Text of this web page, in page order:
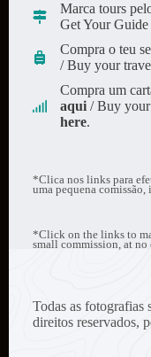
Marca tours
Get Your Guide
Compra o teu
/ Buy your
Compra um
aqui/ Buy your
here.
*Clica nos links para
uma pequena
*Click on the links to
small commission, at
Todas as
direitos reservados,